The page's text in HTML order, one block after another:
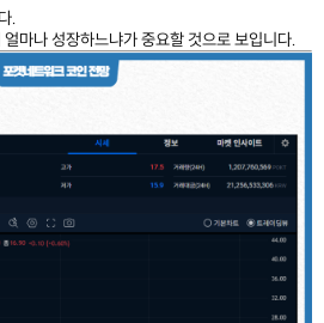
.
마나 성장하느냐가 중요할 것으로 보입니다.